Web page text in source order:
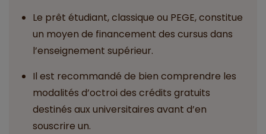
Le prêt étudiant, classique ou PEGE, constitue
un moyen de financement des cursus dans
l’enseignement supérieur.
Il est recommandé de bien comprendre les
modalités d’octroi des crédits gratuits
destinés aux universitaires avant d’en
souscrire un.